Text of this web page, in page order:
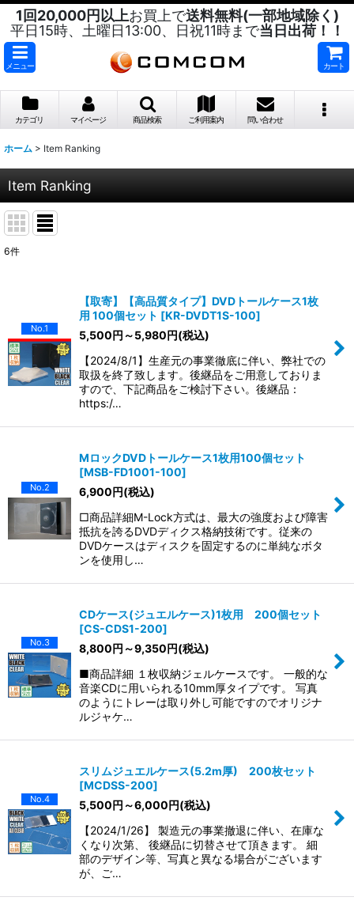
1回20,000円以上お買上で送料無料(一部地域除く)
平日15時、土曜日13:00、日祝11時まで当日出荷！！
メニュー カート
カテゴリ マイページ 商品検索 ご利用案内 問い合わせ
ホーム > Item Ranking
Item Ranking
6件
No.1
【取寄】【高品質タイプ】DVDトールケース1枚
用 100個セット [KR-DVDT1S-100]
5,500円 ～5,980円(税込)
【2024/8/1】生産元の事業徹底に伴い、弊社での
取扱を終了致します。後継品をご用意しておりま
すので、下記商品をご検討下さい。後継品：
https:/…
No.2
MロックDVDトールケース1枚用100個セット
[MSB-FD1001-100]
6,900円(税込)
□商品詳細M-Lock方式は、最大の強度および障害
抵抗を誇るDVDディクス格納技術です。従来の
DVDケースはディスクを固定するのに単純なボタ
ンを使用し…
No.3
CDケース(ジュエルケース)1枚用 200個セット
[CS-CDS1-200]
8,800円 ～9,350円(税込)
■商品詳細 １枚収納ジェルケースです。 一般的な
音楽CDに用いられる10mm厚タイプです。 写真
のようにトレーは取り外し可能ですのでオリジナ
ルジャケ…
No.4
スリムジュエルケース(5.2m厚) 200枚セット
[MCDSS-200]
5,500円 ～6,000円(税込)
【2024/1/26】 製造元の事業撤退に伴い、在庫な
くなり次第、 後継品に切替させて頂きます。 細
部のデザイン等、写真と異なる場合がございます
が、ご…